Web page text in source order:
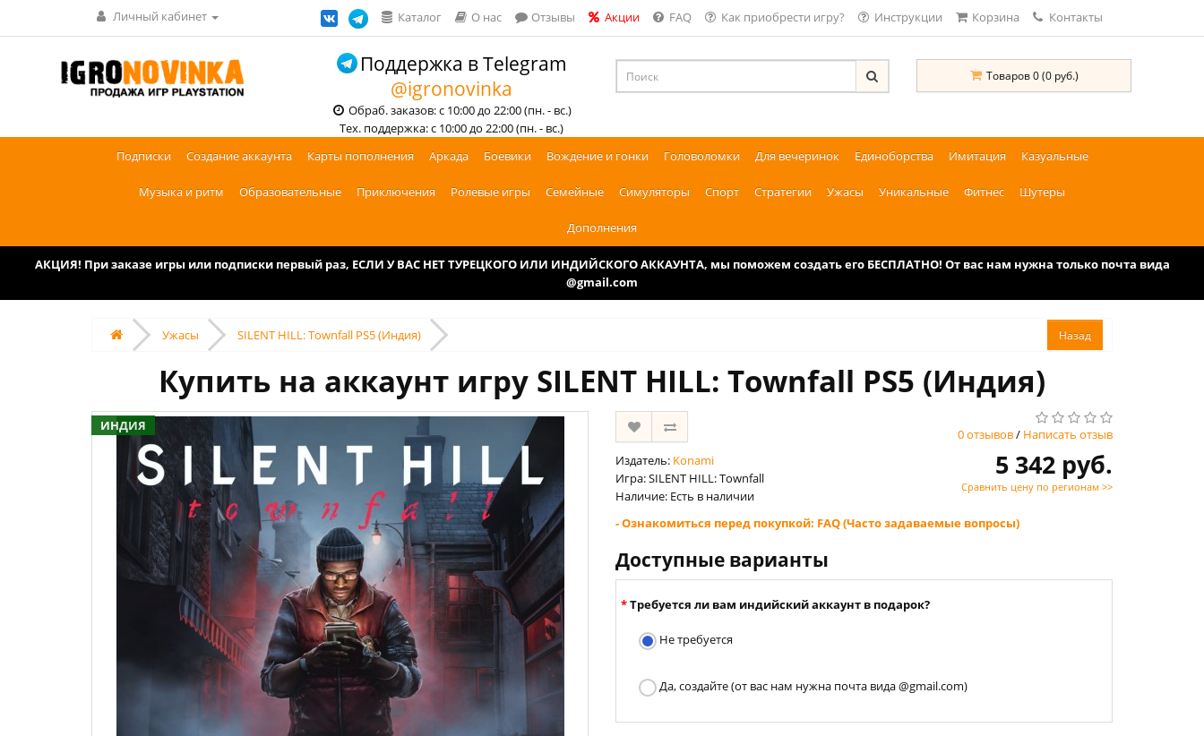
Личный кабинет Каталог О нас Отзывы Акции FAQ Как приобрести игру? Инструкции Корзина Контакты
Поддержка в Telegram
@igronovinka
Обраб. заказов: с 10:00 до 22:00 (пн. - вс.)
Тех. поддержка: с 10:00 до 22:00 (пн. - вс.)
Товаров 0 (0 руб.)
Подписки Создание аккаунта Карты пополнения Аркада Боевики Вождение и гонки Головоломки Для вечеринок Единоборства Имитация Казуальные
Музыка и ритм Образовательные Приключения Ролевые игры Семейные Симуляторы Спорт Стратегии Ужасы Уникальные Фитнес Шутеры
Дополнения
АКЦИЯ! При заказе игры или подписки первый раз, ЕСЛИ У ВАС НЕТ ТУРЕЦКОГО ИЛИ ИНДИЙСКОГО АККАУНТА, мы поможем создать его БЕСПЛАТНО! От вас нам нужна только почта вида
@gmail.com
Ужасы SILENT HILL: Townfall PS5 (Индия)
Купить на аккаунт игру SILENT HILL: Townfall PS5 (Индия)
ИНДИЯ
0 отзывов/ Написать отзыв
Издатель: Konami
Игра: SILENT HILL: Townfall
Наличие: Есть в наличии
5 342 руб.
Сравнить цену по регионам >>
- Ознакомиться перед покупкой: FAQ (Часто задаваемые вопросы)
Доступные варианты
Требуется ли вам индийский аккаунт в подарок?
Не требуется
Да, создайте (от вас нам нужна почта вида @gmail.com)